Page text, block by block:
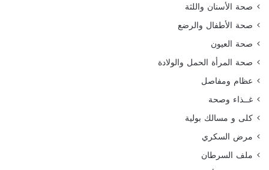
صحة الأسنان واللثة
صحة الأطفال والرضع
صحة العيون
صحة المرأة الحمل والولادة
عظام ومفاصل
غــذاء وصحة
كلى و مسالك بولية
مرض السكري
ملف السرطان